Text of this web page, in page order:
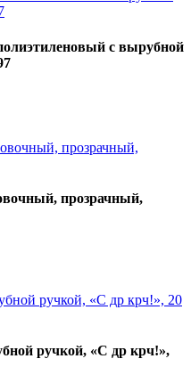
с вырубной
прозрачный,
ручкой, «С др крч!»,